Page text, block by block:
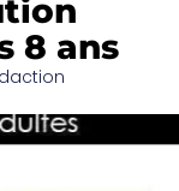
8 ans